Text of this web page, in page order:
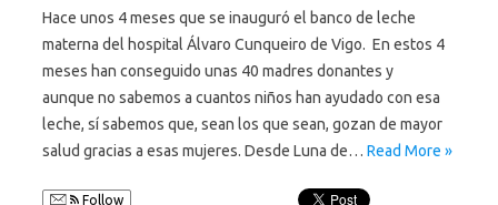
Hace unos 4 meses que se inauguró el banco de leche
materna del hospital Álvaro Cunqueiro de Vigo. En estos 4
meses han conseguido unas 40 madres donantes y
aunque no sabemos a cuantos niños han ayudado con esa
leche, sí sabemos que, sean los que sean, gozan de mayor
salud gracias a esas mujeres. Desde Luna de… Read More »
Follow